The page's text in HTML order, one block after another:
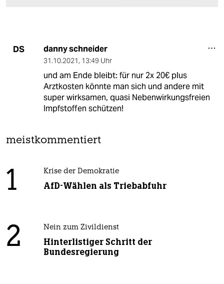
DS danny schneider
31.10.2021, 13:49 Uhr
und am Ende bleibt: für nur 2x 20€ plus
Arztkosten könnte man sich und andere mit
super wirksamen, quasi Nebenwirkungsfreien
Impfstoffen schützen!
meistkommentiert
1 Krise der Demokratie
AfD-Wählen als Triebabfuhr
2 Nein zum Zivildienst
Hinterlistiger Schritt der
Bundesregierung